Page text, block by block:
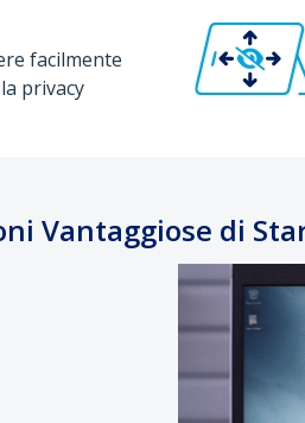
facilmente
privacy
Vantaggiose di